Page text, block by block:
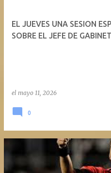
EL JUEVES UNA SESION
SOBRE EL JEFE DE
el mayo 11, 2026
0